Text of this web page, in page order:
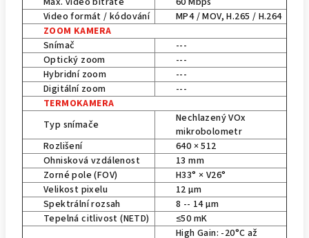
Video formát / kódování
MP4 / MOV, H.265 / H.264
ZOOM KAMERA
Snímač
---
Optický zoom
---
Hybridní zoom
---
Digitální zoom
---
TERMOKAMERA
Typ snímače
Nechlazený VOx
mikrobolometr
Rozlišení
640 × 512
Ohnisková vzdálenost
13 mm
Zorné pole (FOV)
H33° × V26°
Velikost pixelu
12 μm
Spektrální rozsah
8 -- 14 μm
Tepelná citlivost (NETD)
≤50 mK
High Gain: -20°C až